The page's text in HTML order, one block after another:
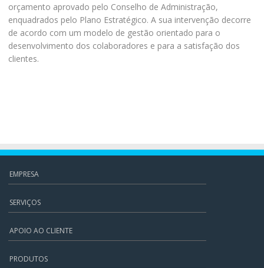
orçamento aprovado pelo Conselho de Administração,
enquadrados pelo Plano Estratégico. A sua intervenção decorre
de acordo com um modelo de gestão orientado para o
desenvolvimento dos colaboradores e para a satisfação dos
clientes.
EMPRESA
SERVIÇOS
APOIO AO CLIENTE
PRODUTOS